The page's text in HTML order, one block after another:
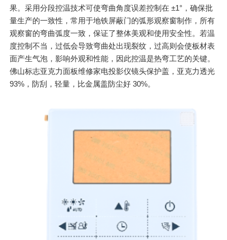
果。采用分段控温技术可使弯曲角度误差控制在 ±1°，确保批
量生产的一致性，常用于地铁屏蔽门的弧形观察窗制作，所有
观察窗的弯曲弧度一致，保证了整体美观和使用安全性。若温
度控制不当，过低会导致弯曲处出现裂纹，过高则会使板材表
面产生气泡，影响外观和性能，因此控温是热弯工艺的关键。
佛山标志亚克力面板维修家电投影仪镜头保护盖，亚克力透光
93%，防刮，轻量，比金属盖防尘好 30%。